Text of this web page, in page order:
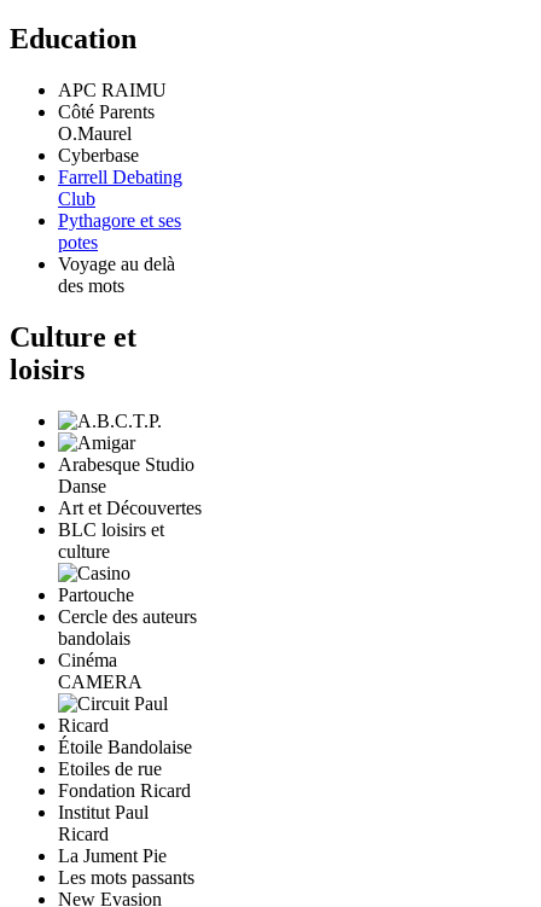
Education
APC RAIMU
Côté Parents
O.Maurel
Cyberbase
Farrell Debating
Club
Pythagore et ses
potes
Voyage au delà
des mots
Culture et
loisirs
Arabesque Studio
Danse
Art et Découvertes
BLC loisirs et
culture
Cercle des auteurs
bandolais
Cinéma
CAMERA
Étoile Bandolaise
Etoiles de rue
Fondation Ricard
Institut Paul
Ricard
La Jument Pie
Les mots passants
New Evasion